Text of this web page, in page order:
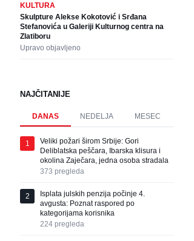
KULTURA
Skulpture Alekse Kokotović i Srđana
Stefanovića u Galeriji Kulturnog centra na
Zlatiboru
Upravo objavljeno
NAJČITANIJE
DANAS NEDELJA MESEC
1
Veliki požari širom Srbije: Gori
Deliblatska peščara, Ibarska klisura i
okolina Zaječara, jedna osoba stradala
373 pregleda
2
Isplata julskih penzija počinje 4.
avgusta: Poznat raspored po
kategorijama korisnika
224 pregleda